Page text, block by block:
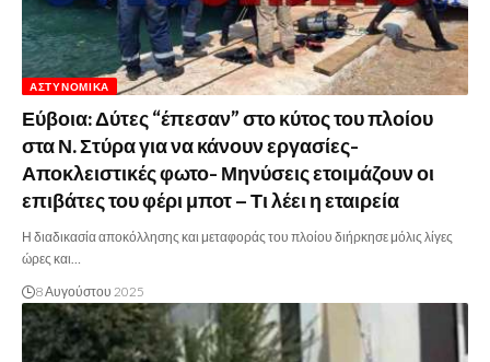
ΑΣΤΥΝΟΜΙΚΆ
Εύβοια: Δύτες “έπεσαν” στο κύτος του πλοίου
στα Ν. Στύρα για να κάνουν εργασίες-
Αποκλειστικές φωτο- Μηνύσεις ετοιμάζουν οι
επιβάτες του φέρι μποτ – Τι λέει η εταιρεία
Η διαδικασία αποκόλλησης και μεταφοράς του πλοίου διήρκησε μόλις λίγες
ώρες και…
8 Αυγούστου 2025